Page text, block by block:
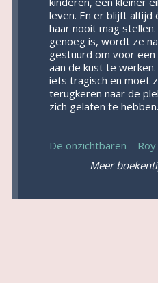
leven. En er blijft altijd
haar nooit mag
genoeg is, wordt ze
gestuurd om voor een
aan de kust te
iets tragisch en moet
terugkeren naar de
zich gelaten te hebben.
De onzichtbaren – Roy
Meer